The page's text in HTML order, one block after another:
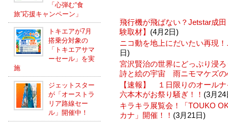
「心弾む“食
旅”応援キャンペーン」
トキエアが7月
搭乗分対象の
「トキエアサマ
ーセール」を実
施
ジェットスター
が「オーストラ
リア路線セー
ル」開催中！
飛行機が飛ばない？Jetstar成
験取材】 (4月2日)
ニコ動を地上にだいたい再現
日)
宮沢賢治の世界にどっぷり浸
詩と絵の宇宙 雨ニモマケズの
【速報】 １日限りのオール
六本木がお祭り騒ぎ！！ (3月24
キラキラ展覧会！「TOUKO
カナ」開催！！ (3月21日)